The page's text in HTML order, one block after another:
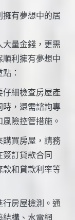
有夢想中的居
量金錢，更需
利擁有夢想中
：
仔細檢查房屋產
時，還需諮詢專
險控管措施。
購買房屋，請務
訂貸款合同
和貸款利率等
行房屋檢測。通
構、水電網